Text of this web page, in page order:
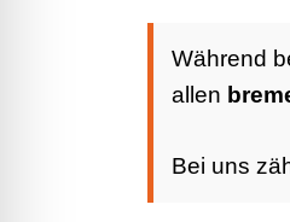
Während
allen
Bei uns